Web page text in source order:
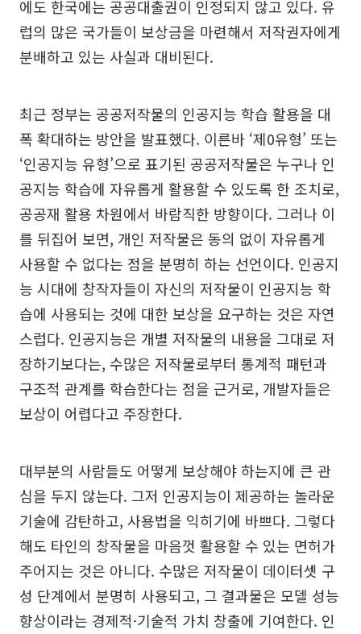
에도 한국에는 공공대출권이 인정되지 않고 있다. 유
럽의 많은 국가들이 보상금을 마련해서 저작권자에게
분배하고 있는 사실과 대비된다.
최근 정부는 공공저작물의 인공지능 학습 활용을 대
폭 확대하는 방안을 발표했다. 이른바 ‘제0유형’ 또는
‘인공지능 유형’으로 표기된 공공저작물은 누구나 인
공지능 학습에 자유롭게 활용할 수 있도록 한 조치로,
공공재 활용 차원에서 바람직한 방향이다. 그러나 이
를 뒤집어 보면, 개인 저작물은 동의 없이 자유롭게
사용할 수 없다는 점을 분명히 하는 선언이다. 인공지
능 시대에 창작자들이 자신의 저작물이 인공지능 학
습에 사용되는 것에 대한 보상을 요구하는 것은 자연
스럽다. 인공지능은 개별 저작물의 내용을 그대로 저
장하기보다는, 수많은 저작물로부터 통계적 패턴과
구조적 관계를 학습한다는 점을 근거로, 개발자들은
보상이 어렵다고 주장한다.
대부분의 사람들도 어떻게 보상해야 하는지에 큰 관
심을 두지 않는다. 그저 인공지능이 제공하는 놀라운
기술에 감탄하고, 사용법을 익히기에 바쁘다. 그렇다
해도 타인의 창작물을 마음껏 활용할 수 있는 면허가
주어지는 것은 아니다. 수많은 저작물이 데이터셋 구
성 단계에서 분명히 사용되고, 그 결과물은 모델 성능
향상이라는 경제적·기술적 가치 창출에 기여한다. 인